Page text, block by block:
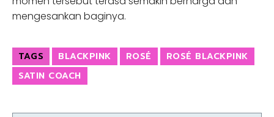
mengesankan baginya.
TAGS BLACKPINK ROSÉ
ROSÉ BLACKPINK
SATIN COACH